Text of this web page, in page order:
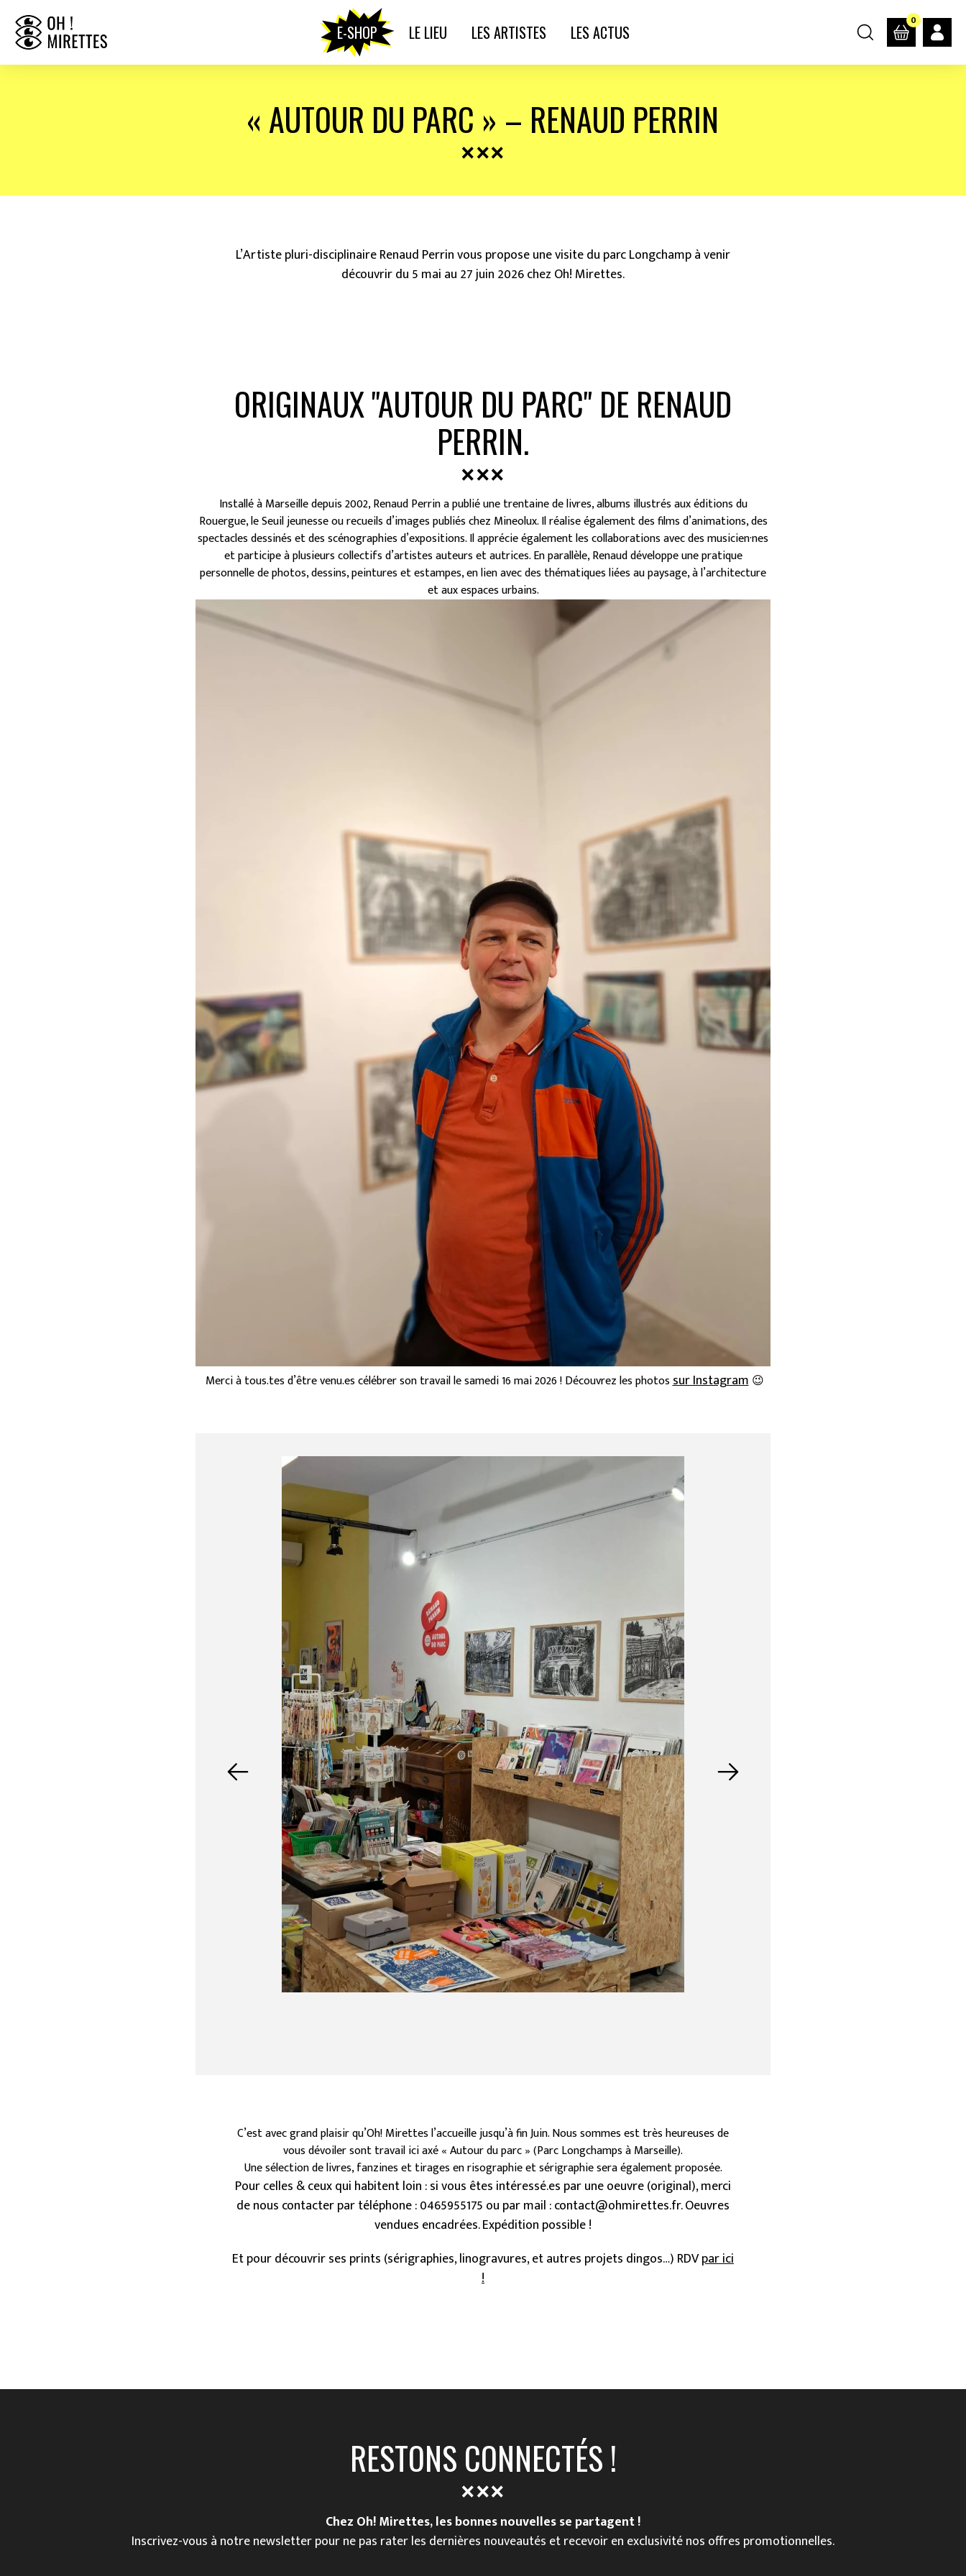
E-SHOP LE LIEU LES ARTISTES LES ACTUS
0
« AUTOUR DU PARC » – RENAUD PERRIN
L’Artiste pluri-disciplinaire Renaud Perrin vous propose une visite du parc Longchamp à venir
découvrir du 5 mai au 27 juin 2026 chez Oh! Mirettes.
ORIGINAUX "AUTOUR DU PARC" DE RENAUD
PERRIN.
Installé à Marseille depuis 2002, Renaud Perrin a publié une trentaine de livres, albums illustrés aux éditions du
Rouergue, le Seuil jeunesse ou recueils d’images publiés chez Mineolux. Il réalise également des films d’animations, des
spectacles dessinés et des scénographies d’expositions. Il apprécie également les collaborations avec des musicien·nes
et participe à plusieurs collectifs d’artistes auteurs et autrices. En parallèle, Renaud développe une pratique
personnelle de photos, dessins, peintures et estampes, en lien avec des thématiques liées au paysage, à l’architecture
et aux espaces urbains.
Merci à tous.tes d’être venu.es célébrer son travail le samedi 16 mai 2026 ! Découvrez les photossur Instagram😉
C’est avec grand plaisir qu’Oh! Mirettes l’accueille jusqu’à fin Juin. Nous sommes est très heureuses de
vous dévoiler sont travail ici axé « Autour du parc » (Parc Longchamps à Marseille).
Une sélection de livres, fanzines et tirages en risographie et sérigraphie sera également proposée.
Pour celles & ceux qui habitent loin : si vous êtes intéressé.es par une oeuvre (original), merci
de nous contacter par téléphone : 0465955175 ou par mail : contact@ohmirettes.fr. Oeuvres
vendues encadrées. Expédition possible !
Et pour découvrir ses prints (sérigraphies, linogravures, et autres projets dingos…) RDVpar ici
!
RESTONS CONNECTÉS !
Chez Oh! Mirettes, les bonnes nouvelles se partagent !
Inscrivez-vous à notre newsletter pour ne pas rater les dernières nouveautés et recevoir en exclusivité nos offres promotionnelles.